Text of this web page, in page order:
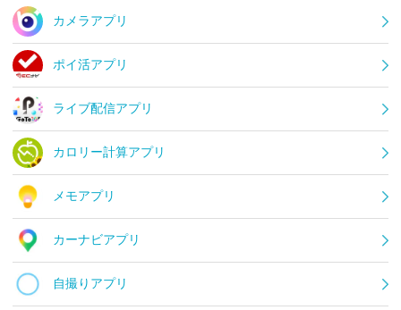
カメラアプリ
ポイ活アプリ
ライブ配信アプリ
カロリー計算アプリ
メモアプリ
カーナビアプリ
自撮りアプリ